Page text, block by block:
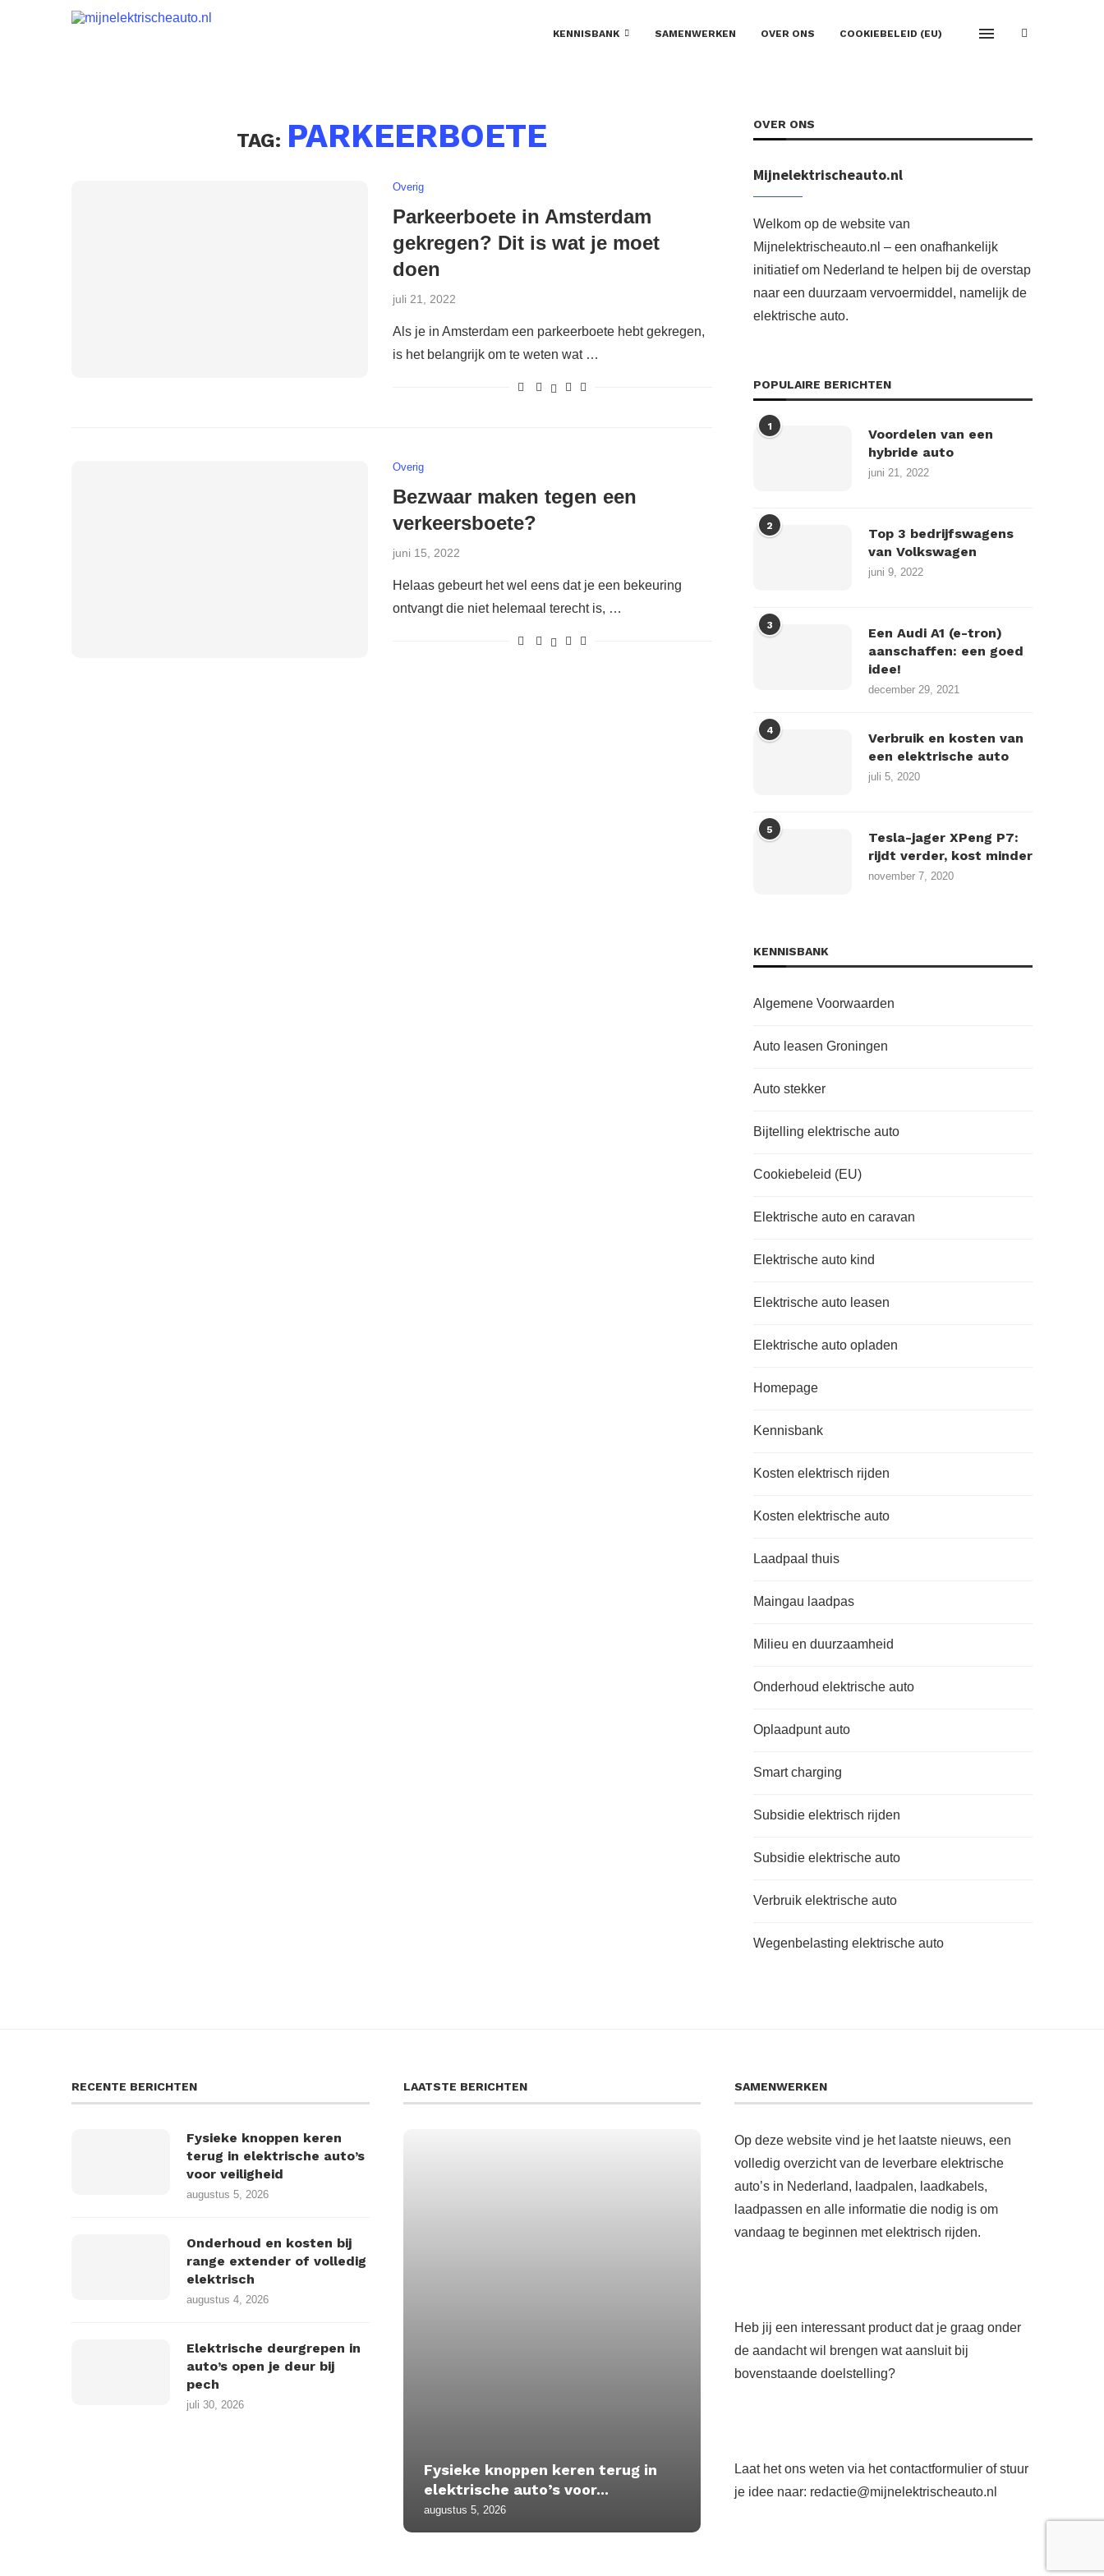
KENNISBANK SAMENWERKEN OVER ONS COOKIEBELEID (EU)
TAG: PARKEERBOETE
Overig
Parkeerboete in Amsterdam
gekregen? Dit is wat je moet
doen
juli 21, 2022
Als je in Amsterdam een parkeerboete hebt gekregen,
is het belangrijk om te weten wat …
Overig
Bezwaar maken tegen een
verkeersboete?
juni 15, 2022
Helaas gebeurt het wel eens dat je een bekeuring
ontvangt die niet helemaal terecht is, …
OVER ONS
Mijnelektrischeauto.nl
Welkom op de website van
Mijnelektrischeauto.nl – een onafhankelijk
initiatief om Nederland te helpen bij de overstap
naar een duurzaam vervoermiddel, namelijk de
elektrische auto.
POPULAIRE BERICHTEN
1
Voordelen van een
hybride auto
juni 21, 2022
2
Top 3 bedrijfswagens
van Volkswagen
juni 9, 2022
3
Een Audi A1 (e-tron)
aanschaffen: een goed
idee!
december 29, 2021
4
Verbruik en kosten van
een elektrische auto
juli 5, 2020
5
Tesla-jager XPeng P7:
rijdt verder, kost minder
november 7, 2020
KENNISBANK
Algemene Voorwaarden
Auto leasen Groningen
Auto stekker
Bijtelling elektrische auto
Cookiebeleid (EU)
Elektrische auto en caravan
Elektrische auto kind
Elektrische auto leasen
Elektrische auto opladen
Homepage
Kennisbank
Kosten elektrisch rijden
Kosten elektrische auto
Laadpaal thuis
Maingau laadpas
Milieu en duurzaamheid
Onderhoud elektrische auto
Oplaadpunt auto
Smart charging
Subsidie elektrisch rijden
Subsidie elektrische auto
Verbruik elektrische auto
Wegenbelasting elektrische auto
RECENTE BERICHTEN
Fysieke knoppen keren
terug in elektrische auto’s
voor veiligheid
augustus 5, 2026
Onderhoud en kosten bij
range extender of volledig
elektrisch
augustus 4, 2026
Elektrische deurgrepen in
auto’s open je deur bij
pech
juli 30, 2026
LAATSTE BERICHTEN
Fysieke knoppen keren terug in
elektrische auto’s voor...
augustus 5, 2026
SAMENWERKEN
Op deze website vind je het laatste nieuws, een
volledig overzicht van de leverbare elektrische
auto’s in Nederland, laadpalen, laadkabels,
laadpassen en alle informatie die nodig is om
vandaag te beginnen met elektrisch rijden.
Heb jij een interessant product dat je graag onder
de aandacht wil brengen wat aansluit bij
bovenstaande doelstelling?
Laat het ons weten via hetcontactformulier of stuur
je idee naar: redactie@mijnelektrischeauto.nl